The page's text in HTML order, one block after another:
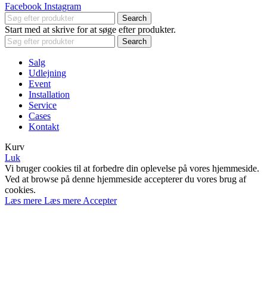
Facebook Instagram
Search
Start med at skrive for at søge efter produkter.
Search
Salg
Udlejning
Event
Installation
Service
Cases
Kontakt
Kurv
Luk
Vi bruger cookies til at forbedre din oplevelse på vores hjemmeside.
Ved at browse på denne hjemmeside accepterer du vores brug af
cookies.
Læs mere Læs mere Accepter